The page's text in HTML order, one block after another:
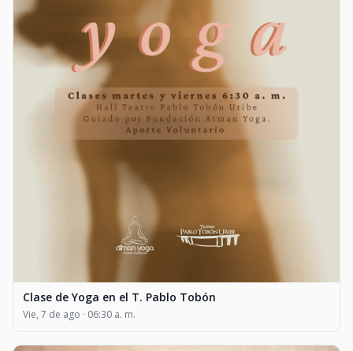
Clase de Yoga en el T. Pablo Tobón
Vie, 7 de ago · 06:30 a. m.